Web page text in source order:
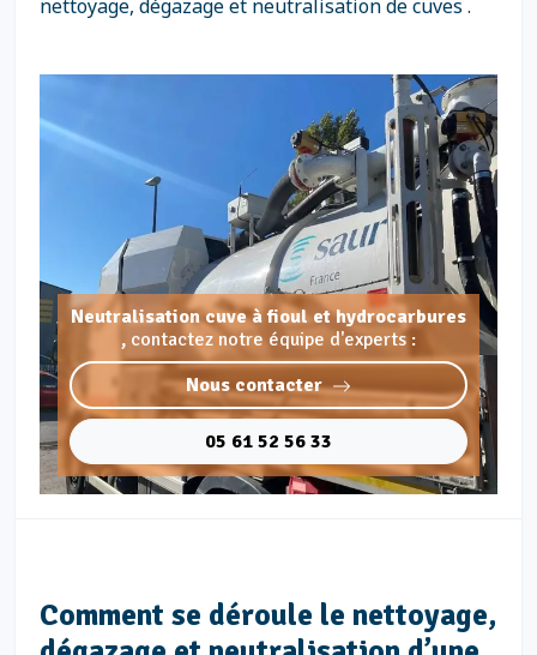
nettoyage, dégazage et neutralisation de cuves .
Neutralisation cuve à fioul et hydrocarbures
, contactez notre équipe d'experts :
Nous contacter
05 61 52 56 33
Comment se déroule le nettoyage,